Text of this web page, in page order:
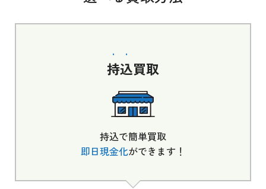
持込買取
持込で簡単買取
即日現金化ができます！